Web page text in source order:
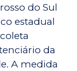
do Sul
estadual
da
A medida